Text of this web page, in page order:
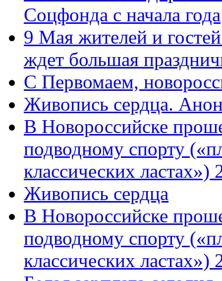
Соцфонда с начала года
9 Мая жителей и
ждет большая
C Первомаем,
Живопись сердца.
В Новороссийске
подводному спорту
классических
Живопись сердца
В Новороссийске
подводному спорту
классических ластах»)